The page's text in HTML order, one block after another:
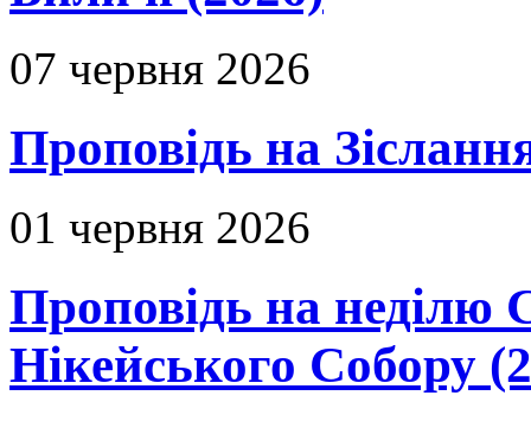
07 червня 2026
Проповідь на
01 червня 2026
Проповідь на неділю
Нікейського Собору